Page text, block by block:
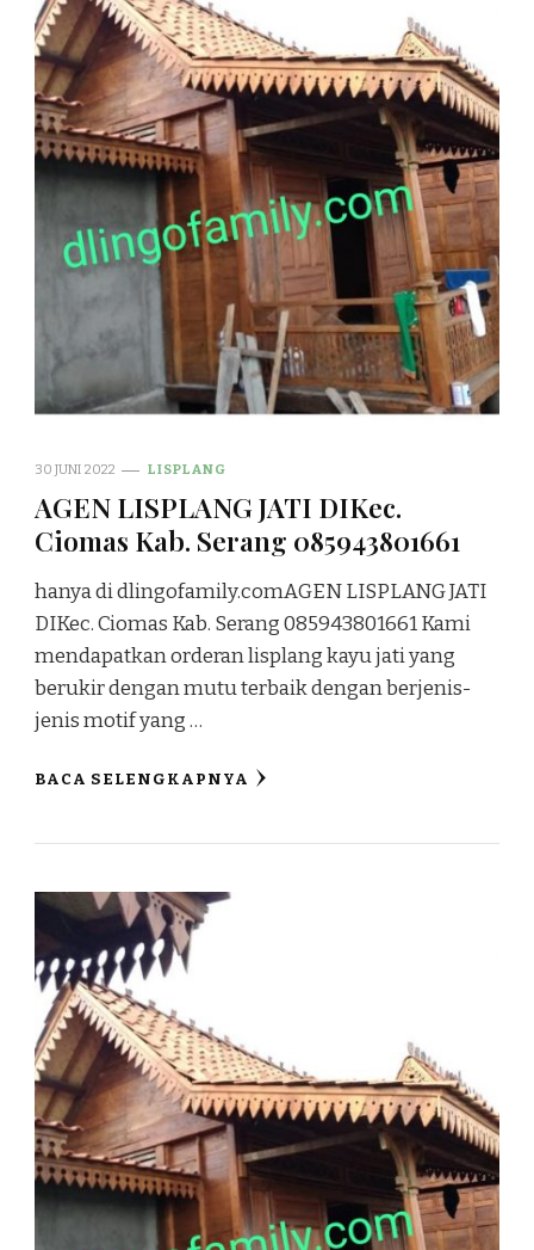
30 JUNI 2022 LISPLANG
AGEN LISPLANG JATI DIKec.
Ciomas Kab. Serang 085943801661
hanya di dlingofamily.comAGEN LISPLANG JATI
DIKec. Ciomas Kab. Serang 085943801661 Kami
mendapatkan orderan lisplang kayu jati yang
berukir dengan mutu terbaik dengan berjenis-
jenis motif yang …
BACA SELENGKAPNYA